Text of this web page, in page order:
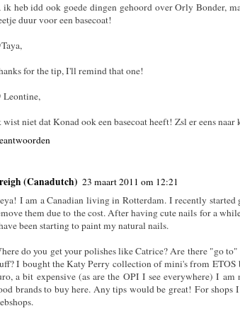
ik heb idd ook goede dingen gehoord over Orly Bonder,
duur voor een basecoat!
for the tip, I'll remind that one!
Leontine,
wist niet dat Konad ook een basecoat heeft! Zsl er eens
(Canadutch) 23 maart 2011 om 12:21
I am a Canadian living in Rotterdam. I recently
them due to the cost. After having cute nails for a
been starting to paint my natural nails.
do you get your polishes like Catrice? Are there "go
I bought the Katy Perry collection of mini's from ETOS
a bit expensive (as are the OPI I see everywhere) I
brands to buy here. Any tips would be great! For shops